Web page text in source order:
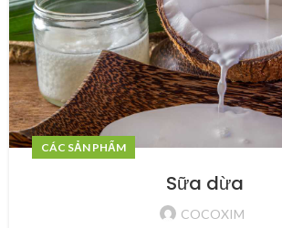
CÁC SẢN PHẨM
Sữa dừa
COCOXIM